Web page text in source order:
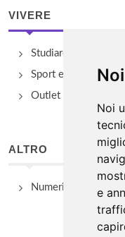
Noi
e
VIVERE
Studiare
Sport e Benessere
Outlet e spacci
ALTRO
Numeri Utili